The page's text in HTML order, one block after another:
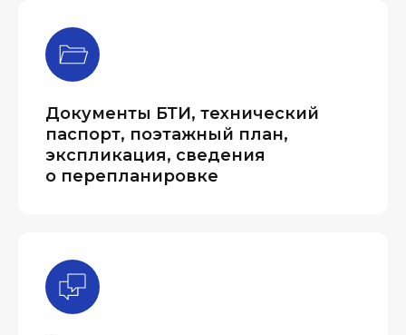
Документы БТИ, технический
паспорт, поэтажный план,
экспликация, сведения
о перепланировке